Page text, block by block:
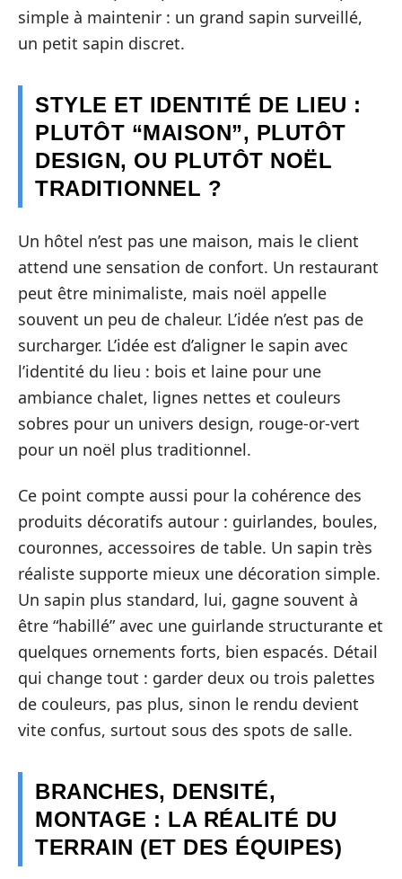
simple à maintenir : un grand sapin surveillé,
un petit sapin discret.
STYLE ET IDENTITÉ DE LIEU :
PLUTÔT “MAISON”, PLUTÔT
DESIGN, OU PLUTÔT NOËL
TRADITIONNEL ?
Un hôtel n’est pas une maison, mais le client
attend une sensation de confort. Un restaurant
peut être minimaliste, mais noël appelle
souvent un peu de chaleur. L’idée n’est pas de
surcharger. L’idée est d’aligner le sapin avec
l’identité du lieu : bois et laine pour une
ambiance chalet, lignes nettes et couleurs
sobres pour un univers design, rouge-or-vert
pour un noël plus traditionnel.
Ce point compte aussi pour la cohérence des
produits décoratifs autour : guirlandes, boules,
couronnes, accessoires de table. Un sapin très
réaliste supporte mieux une décoration simple.
Un sapin plus standard, lui, gagne souvent à
être “habillé” avec une guirlande structurante et
quelques ornements forts, bien espacés. Détail
qui change tout : garder deux ou trois palettes
de couleurs, pas plus, sinon le rendu devient
vite confus, surtout sous des spots de salle.
BRANCHES, DENSITÉ,
MONTAGE : LA RÉALITÉ DU
TERRAIN (ET DES ÉQUIPES)